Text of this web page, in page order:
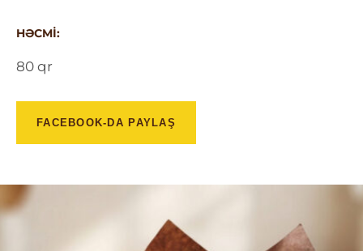
HƏCMI:
80 qr
FACEBOOK-DA PAYLAŞ